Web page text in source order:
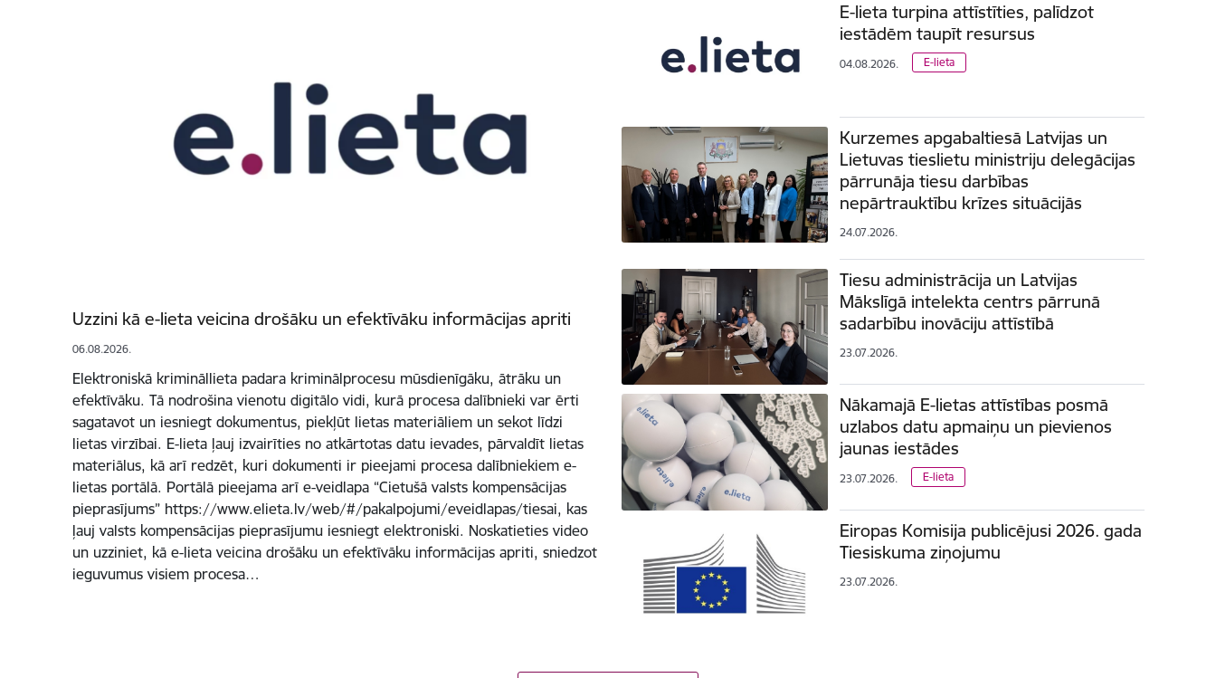
Uzzini kā e-lieta veicina drošāku un efektīvāku informācijas apriti
06.08.2026.
Elektroniskā krimināllieta padara kriminālprocesu mūsdienīgāku, ātrāku un
efektīvāku. Tā nodrošina vienotu digitālo vidi, kurā procesa dalībnieki var ērti
sagatavot un iesniegt dokumentus, piekļūt lietas materiāliem un sekot līdzi
lietas virzībai. E-lieta ļauj izvairīties no atkārtotas datu ievades, pārvaldīt lietas
materiālus, kā arī redzēt, kuri dokumenti ir pieejami procesa dalībniekiem e-
lietas portālā. Portālā pieejama arī e-veidlapa “Cietušā valsts kompensācijas
pieprasījums” https://www.elieta.lv/web/#/pakalpojumi/eveidlapas/tiesai, kas
ļauj valsts kompensācijas pieprasījumu iesniegt elektroniski. Noskatieties video
un uzziniet, kā e-lieta veicina drošāku un efektīvāku informācijas apriti, sniedzot
ieguvumus visiem procesa…
E-lieta turpina attīstīties, palīdzot
iestādēm taupīt resursus
04.08.2026. E-lieta
Kurzemes apgabaltiesā Latvijas un
Lietuvas tieslietu ministriju delegācijas
pārrunāja tiesu darbības
nepārtrauktību krīzes situācijās
24.07.2026.
Tiesu administrācija un Latvijas
Mākslīgā intelekta centrs pārrunā
sadarbību inovāciju attīstībā
23.07.2026.
Nākamajā E-lietas attīstības posmā
uzlabos datu apmaiņu un pievienos
jaunas iestādes
23.07.2026. E-lieta
Eiropas Komisija publicējusi 2026. gada
Tiesiskuma ziņojumu
23.07.2026.